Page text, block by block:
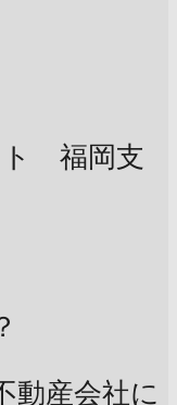
ト 福岡支
動産会社に